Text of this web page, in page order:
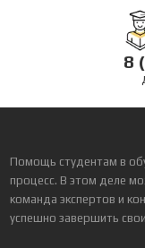
8
Помощь студентам в
процесс. В этом деле
команда экспертов и
успешно завершить